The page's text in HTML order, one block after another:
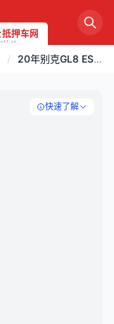
/ 20年别克GL8 ES 豪华改装
快速了解